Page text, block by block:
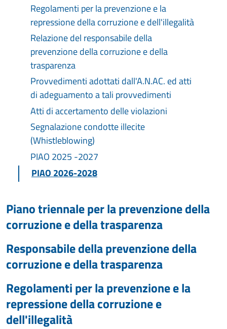
Regolamenti per la prevenzione e la
repressione della corruzione e dell'illegalità
Relazione del responsabile della
prevenzione della corruzione e della
trasparenza
Provvedimenti adottati dall'A.N.AC. ed atti
di adeguamento a tali provvedimenti
Atti di accertamento delle violazioni
Segnalazione condotte illecite
(Whistleblowing)
PIAO 2025 -2027
PIAO 2026-2028
Piano triennale per la prevenzione della
corruzione e della trasparenza
Responsabile della prevenzione della
corruzione e della trasparenza
Regolamenti per la prevenzione e la
repressione della corruzione e
dell'illegalità